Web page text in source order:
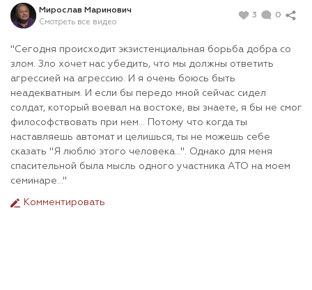
Мирослав Маринович
Смотреть все видео
3 0
"Сегодня происходит экзистенциальная борьба добра со
злом. Зло хочет нас убедить, что мы должны ответить
агрессией на агрессию. И я очень боюсь быть
неадекватным. И если бы передо мной сейчас сидел
солдат, который воевал на востоке, вы знаете, я бы не смог
философствовать при нем... Потому что когда ты
наставляешь автомат и целишься, ты не можешь себе
сказать "Я люблю этого человека...". Однако для меня
спасительной была мысль одного участника АТО на моем
семинаре..."
Комментировать